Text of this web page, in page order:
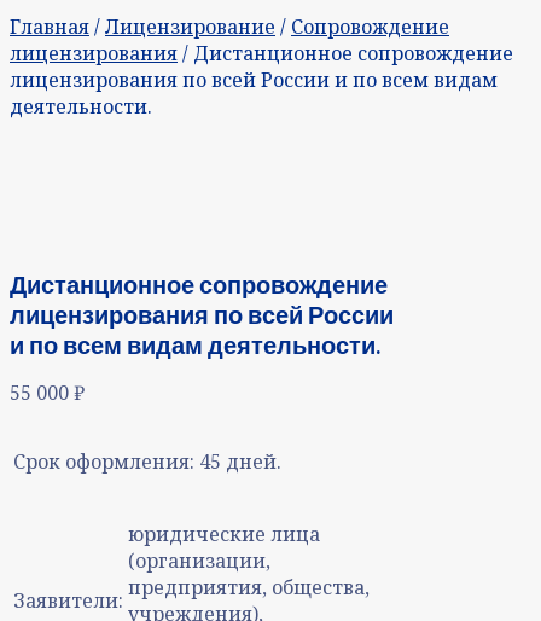
Главная/Лицензирование / Сопровождение
лицензирования/ Дистанционное сопровождение
лицензирования по всей России и по всем видам
деятельности.
Дистанционное сопровождение
лицензирования по всей России
и по всем видам деятельности.
55 000₽
Срок оформления: 45 дней.
Заявители:
юридические лица
(организации,
предприятия, общества,
учреждения),